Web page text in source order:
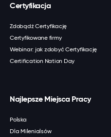
Certyfikacja
Zdobądź Certyfikację
Certyfikowane firmy
Webinar: jak zdobyć Certyfikację
Certification Nation Day
Najlepsze Miejsca Pracy
Polska
Dla Milenialsów